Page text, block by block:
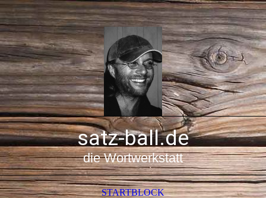
satz-ball.de
die Wortwerkstatt
STARTBLOCK